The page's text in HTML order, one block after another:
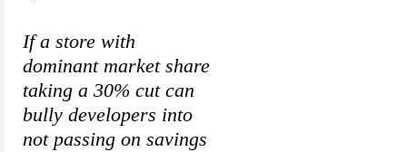
If a store with
dominant market share
taking a 30% cut can
bully developers into
not passing on savings